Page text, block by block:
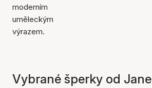
moderním
uměleckým
výrazem.
Vybrané šperky od Jane